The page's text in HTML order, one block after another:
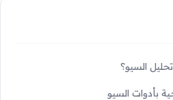
السيو؟
بأدوات السيو